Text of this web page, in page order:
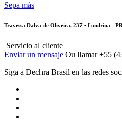
Sepa más
Travessa Dalva de Oliveira, 237 • Londrina - PR
Servicio al cliente
Enviar un mensaje Ou llamar +55
Siga a Dechra Brasil en las redes